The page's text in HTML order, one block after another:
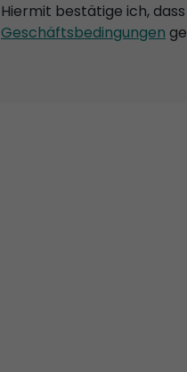
Hiermit bestätige ich,
Geschäftsbedingungen